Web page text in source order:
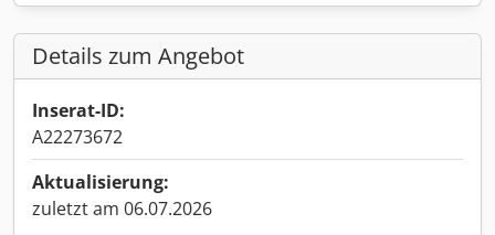
Details zum Angebot
Inserat-ID:
A22273672
Aktualisierung:
zuletzt am 06.07.2026